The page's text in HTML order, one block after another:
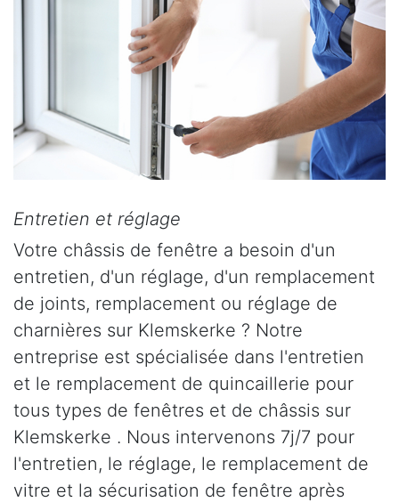
Entretien et réglage
Votre châssis de fenêtre a besoin d'un
entretien, d'un réglage, d'un remplacement
de joints, remplacement ou réglage de
charnières sur Klemskerke ? Notre
entreprise est spécialisée dans l'entretien
et le remplacement de quincaillerie pour
tous types de fenêtres et de châssis sur
Klemskerke . Nous intervenons 7j/7 pour
l'entretien, le réglage, le remplacement de
vitre et la sécurisation de fenêtre après